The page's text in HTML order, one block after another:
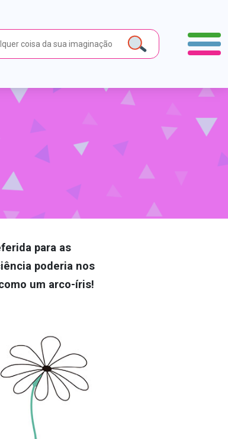
para as
poderia nos
um arco-íris!